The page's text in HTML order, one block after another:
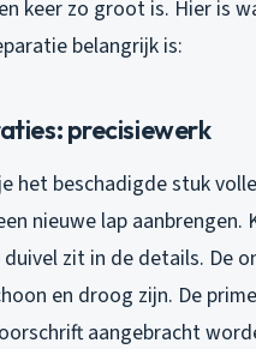
keer zo groot is. Hier is
belangrijk is:
precisiewerk
het beschadigde stuk
nieuwe lap aanbrengen.
zit in de details. De
en droog zijn. De
aangebracht